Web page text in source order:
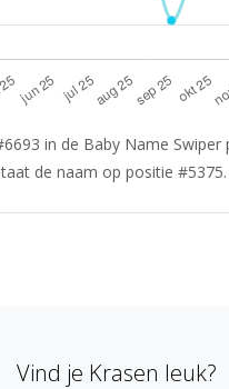
in de Baby Name
de naam op positie
Vind je Krasen leuk?